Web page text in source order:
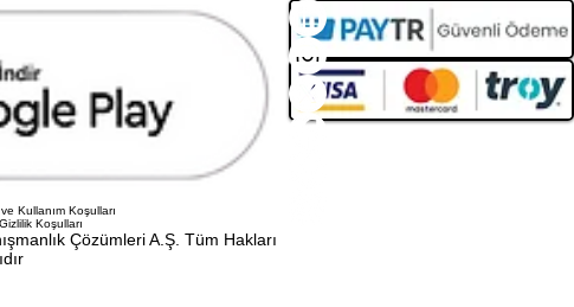
Kullanım Koşulları
Koşulları
Çözümleri A.Ş. Tüm Hakları